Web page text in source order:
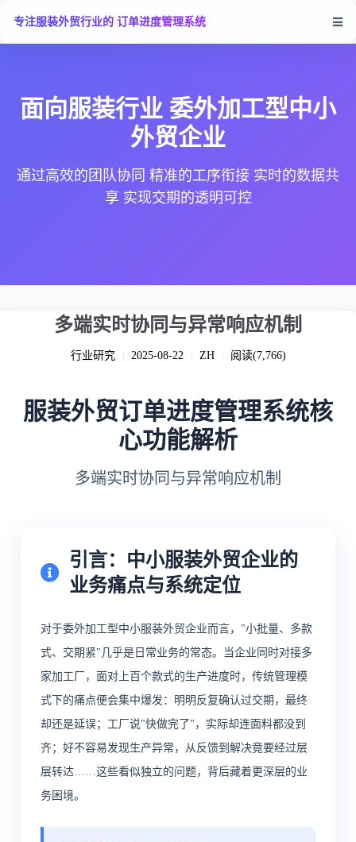
专注服装外贸行业的 订单进度管理系统
面向服装行业 委外加工型中小
外贸企业
通过高效的团队协同 精准的工序衔接 实时的数据共
享 实现交期的透明可控
多端实时协同与异常响应机制
行业研究 2025-08-22 ZH 阅读(7,766)
服装外贸订单进度管理系统核
心功能解析
多端实时协同与异常响应机制
引言：中小服装外贸企业的
业务痛点与系统定位
对于委外加工型中小服装外贸企业而言，"小批量、多款
式、交期紧"几乎是日常业务的常态。当企业同时对接多
家加工厂，面对上百个款式的生产进度时，传统管理模
式下的痛点便会集中爆发：明明反复确认过交期，最终
却还是延误；工厂说"快做完了"，实际却连面料都没到
齐；好不容易发现生产异常，从反馈到解决竟要经过层
层转达……这些看似独立的问题，背后藏着更深层的业
务困境。